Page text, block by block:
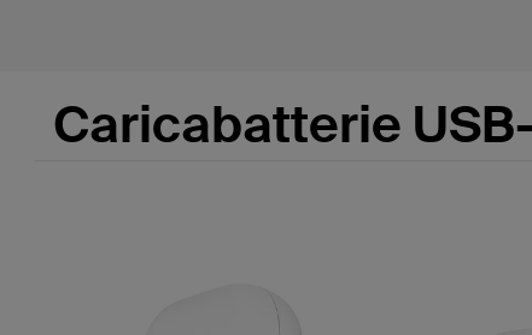
S26
Caricabatterie